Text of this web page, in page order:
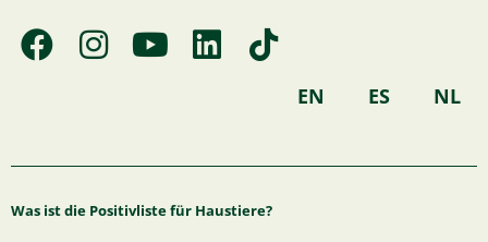
F
a
b
o
o
I
n
a
g
r
Y
o
u
b
e
L
i
e
d
i
T
i
o
k
EN ES NL
Was ist die Positivliste für Haustiere?